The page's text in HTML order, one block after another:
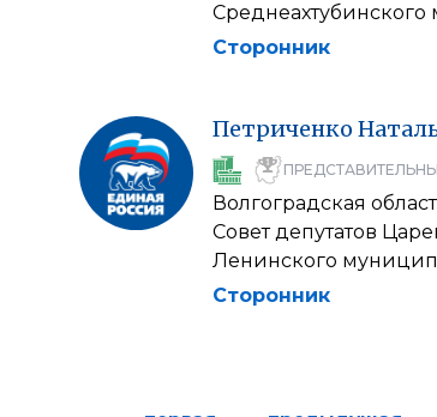
Сторонник
Петриченко
Волгоградская
Совет депутатов
Ленинского
Сторонник